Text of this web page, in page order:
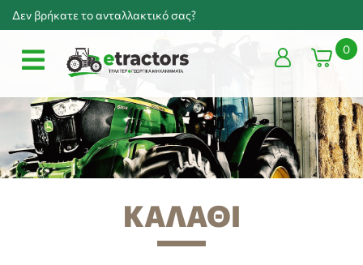
Δεν βρήκατε το ανταλλακτικό σας?
0
ΚΑΛΆΘΙ